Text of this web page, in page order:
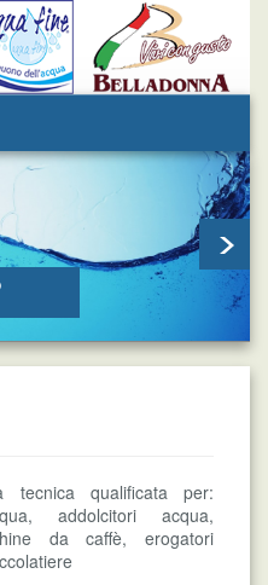
tecnica qualificata per:
addolcitori acqua,
da caffè, erogatori